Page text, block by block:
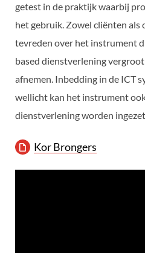
getest in de praktijk waarbij
het gebruik. Zowel cliënten als
tevreden over het instrument
based dienstverlening
afnemen. Inbedding in de ICT
wellicht kan het instrument
dienstverlening worden
Kor Brongers